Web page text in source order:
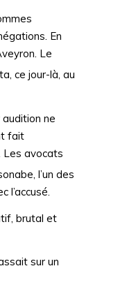
En
Le
ce jour-là, au
ne
fait
Les avocats
l’un des
brutal et
sur un